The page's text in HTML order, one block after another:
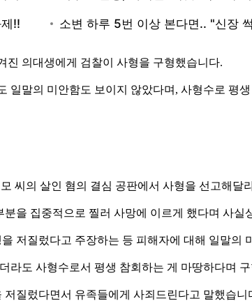
진 의대생에게 검찰이 사형을 구형했습니다.
일말의 미안함도 보이지 않았다며, 사형수로 평
씨의 살인 혐의 결심 공판에서 사형을 선고해달
을 집중적으로 찔러 사망에 이르게 했다며 사실
저질렀다고 주장하는 등 피해자에 대해 일말의
라도 사형수로서 평생 참회하는 게 마땅하다며
질렀다면서 유족들에게 사죄드린다고 말했습니